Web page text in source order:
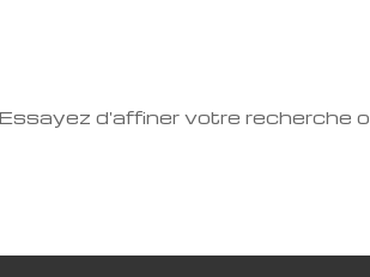
d'affiner votre recherche